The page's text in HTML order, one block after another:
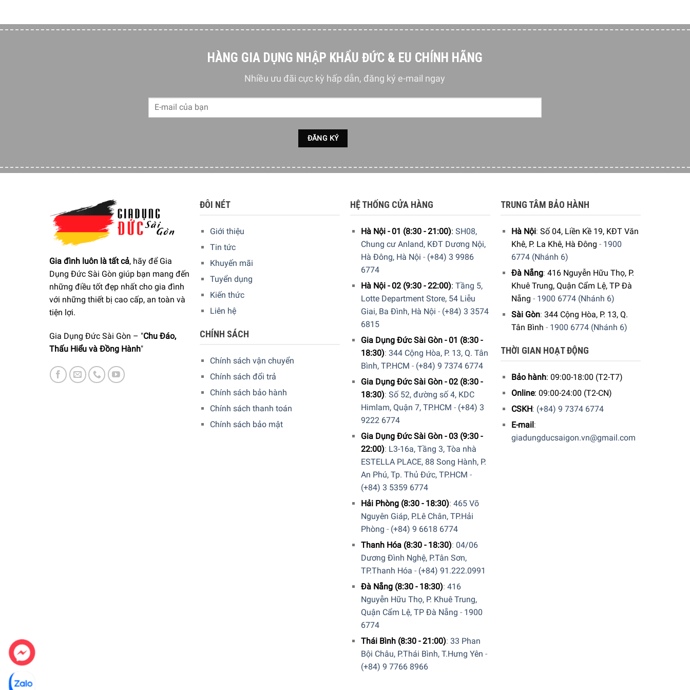
Lò vi sóng Siemens iQ700 BF634LGS1 hỗ trợ đắc lực cho việc chế biến món ăn với 7 chương trình tự động
Tích hợp màn hình sắc nét TFT
Để giúp cho người sử dụng tiếp cận những chức năng một cách hiệu quả, nhanh chóng, trực quan nhất Siemens đã tích hợp 1 màn hình màu TFT sắc nét cho thiết
bị. Ngoài ra, Lò vi sóng Siemens iQ700 BF634LGS1 còn được trang bị thêm 1 núm xoay để hỗ trợ tích cực cho việc chọn lựa các chương trình phù hợp cho các
HÀNG GIA DỤNG NHẬP KHẨU ĐỨC & EU CHÍNH HÃNG
Nhiều ưu đãi cực kỳ hấp dẫn, đăng ký e-mail ngay
Gia đình luôn là tất cả, hãy để Gia
Dụng Đức Sài Gòn giúp bạn mang đến
những điều tốt đẹp nhất cho gia đình
với những thiết bị cao cấp, an toàn và
tiện lợi.
Gia Dụng Đức Sài Gòn – "Chu Đáo,
Thấu Hiểu và Đồng Hành"
ĐÔI NÉT
Giới thiệu
Tin tức
Khuyến mãi
Tuyển dụng
Kiến thức
Liên hệ
CHÍNH SÁCH
Chính sách vận chuyển
Chính sách đổi trả
Chính sách bảo hành
Chính sách thanh toán
Chính sách bảo mật
HỆ THỐNG CỬA HÀNG
Hà Nội - 01 (8:30 - 21:00): SH08,
Chung cư Anland, KĐT Dương Nội,
Hà Đông, Hà Nội - (+84) 3 9986
6774
Hà Nội - 02 (9:30 - 22:00): Tầng 5,
Lotte Department Store, 54 Liễu
Giai, Ba Đình, Hà Nội - (+84) 3 3574
6815
Gia Dụng Đức Sài Gòn - 01 (8:30 -
18:30): 344 Cộng Hòa, P. 13, Q. Tân
Bình, TP.HCM - (+84) 9 7374 6774
Gia Dụng Đức Sài Gòn - 02 (8:30 -
18:30): Số 52, đường số 4, KDC
Himlam, Quận 7, TP.HCM - (+84) 3
9222 6774
Gia Dụng Đức Sài Gòn - 03 (9:30 -
22:00): L3-16a, Tầng 3, Tòa nhà
ESTELLA PLACE, 88 Song Hành, P.
An Phú, Tp. Thủ Đức, TP.HCM -
(+84) 3 5359 6774
Hải Phòng (8:30 - 18:30): 465 Võ
Nguyên Giáp, P.Lê Chân, TP.Hải
Phòng - (+84) 9 6618 6774
Thanh Hóa (8:30 - 18:30): 04/06
Dương Đình Nghệ, P.Tân Sơn,
TP.Thanh Hóa - (+84) 91.222.0991
Đà Nẵng (8:30 - 18:30): 416
Nguyễn Hữu Thọ, P. Khuê Trung,
Quận Cẩm Lệ, TP Đà Nẵng - 1900
6774
Thái Bình (8:30 - 21:00): 33 Phan
Bội Châu, P.Thái Bình, T.Hưng Yên -
(+84) 9 7766 8966
TRUNG TÂM BẢO HÀNH
Hà Nội: Số 04, Liền Kề 19, KĐT Văn
Khê, P. La Khê, Hà Đông - 1900
6774 (Nhánh 6)
Đà Nẵng: 416 Nguyễn Hữu Thọ, P.
Khuê Trung, Quận Cẩm Lệ, TP Đà
Nẵng - 1900 6774 (Nhánh 6)
Sài Gòn: 344 Cộng Hòa, P. 13, Q.
Tân Bình - 1900 6774 (Nhánh 6)
THỜI GIAN HOẠT ĐỘNG
Bảo hành: 09:00-18:00 (T2-T7)
Online: 09:00-24:00 (T2-CN)
CSKH: (+84) 9 7374 6774
E-mail:
giadungducsaigon.vn@gmail.com